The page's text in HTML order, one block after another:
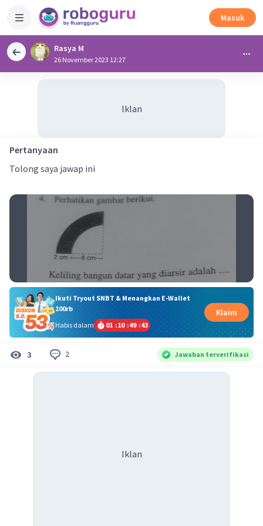
Masuk
Rasya M
26 November 2023 12:27
Iklan
Pertanyaan
Tolong saya jawap ini
Ikuti Tryout SNBT & Menangkan E-Wallet
100rb
Habis dalam
01 :10 :49 :42
Klaim
3 2 Jawaban terverifikasi
Iklan